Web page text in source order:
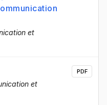
et
et
PDF